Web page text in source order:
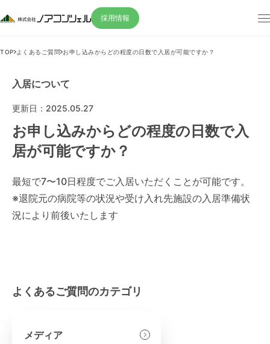
採用情報
TOP よくあるご質問 お申し込みからどの程度の日数で入居が可能ですか？
入居について
更新日：2025.05.27
お申し込みからどの程度の日数で入
居が可能ですか？
最短で7〜10日程度でご入居いただくことが可能です。
※退院元の病院等の状況や受け入れ先施設の入居準備状
況により前後いたします
よくあるご質問のカテゴリ
メディア